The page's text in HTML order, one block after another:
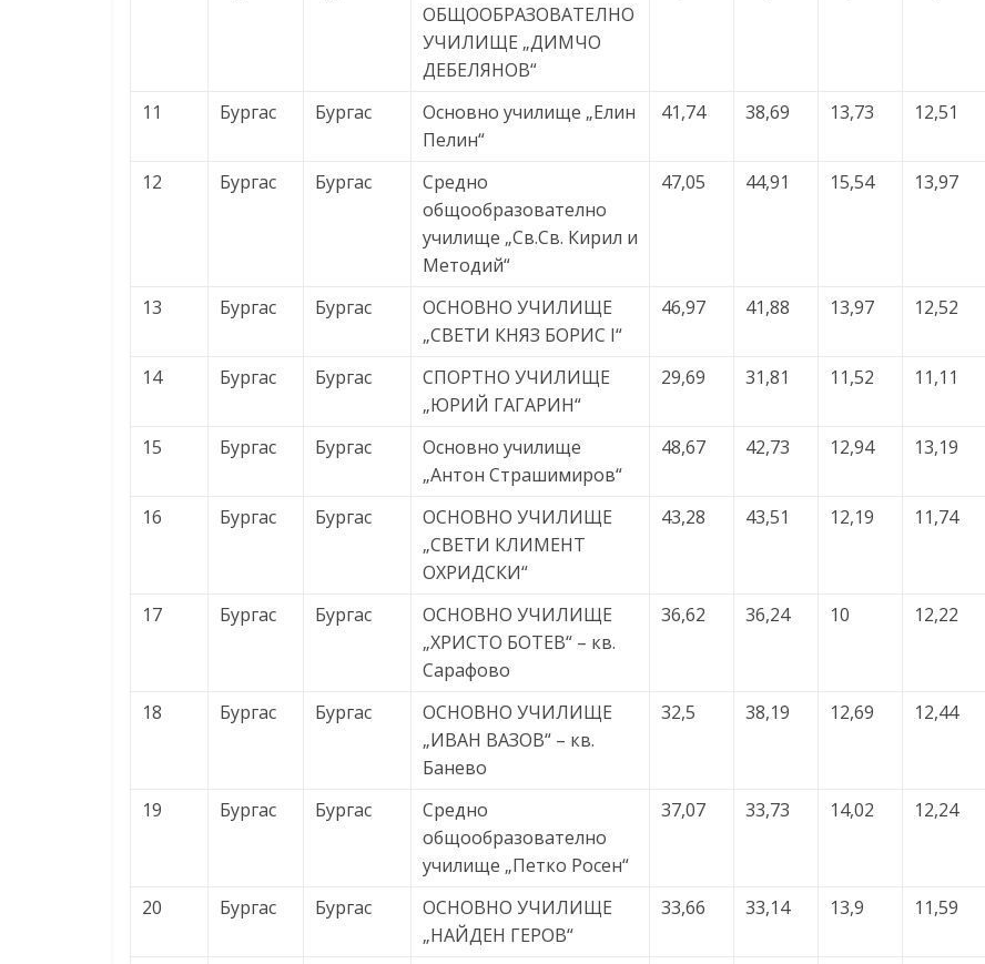
ОБЩООБРАЗОВАТЕЛНО
УЧИЛИЩЕ „ДИМЧО
ДЕБЕЛЯНОВ“
11 Бургас Бургас
Основно училище „Елин
Пелин“
41,74 38,69 13,73 12,51
12 Бургас Бургас
Средно
общообразователно
училище „Св.Св. Кирил и
Методий“
47,05 44,91 15,54 13,97
13 Бургас Бургас
ОСНОВНО УЧИЛИЩЕ
„СВЕТИ КНЯЗ БОРИС І“
46,97 41,88 13,97 12,52
14 Бургас Бургас
СПОРТНО УЧИЛИЩЕ
„ЮРИЙ ГАГАРИН“
29,69 31,81 11,52 11,11
15 Бургас Бургас
Основно училище
„Антон Страшимиров“
48,67 42,73 12,94 13,19
16 Бургас Бургас
ОСНОВНО УЧИЛИЩЕ
„СВЕТИ КЛИМЕНТ
ОХРИДСКИ“
43,28 43,51 12,19 11,74
17 Бургас Бургас
ОСНОВНО УЧИЛИЩЕ
„ХРИСТО БОТЕВ“ – кв.
Сарафово
36,62 36,24 10 12,22
18 Бургас Бургас
ОСНОВНО УЧИЛИЩЕ
„ИВАН ВАЗОВ“ – кв.
Банево
32,5 38,19 12,69 12,44
19 Бургас Бургас
Средно
общообразователно
училище „Петко Росен“
37,07 33,73 14,02 12,24
20 Бургас Бургас
ОСНОВНО УЧИЛИЩЕ
„НАЙДЕН ГЕРОВ“
33,66 33,14 13,9 11,59